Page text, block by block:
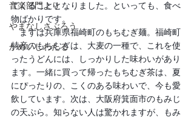
音楽部門より
やまなしさぶろう
かめいしわたる
てくることとなりました。といっても、食べ
物ばかりです。
まずは兵庫県福崎町のもちむぎ麺。福崎町
特産のもちむぎは、大麦の一種で、これを使
ったうどんには、しっかりした味わいがあり
ます。一緒に買って帰ったもちむぎ茶は、夏
にぴったりの、こくのある味わいで、今も愛
飲しています。次は、大阪府箕面市のもみじ
の天ぷら。知らない人は驚かれますが、もみ